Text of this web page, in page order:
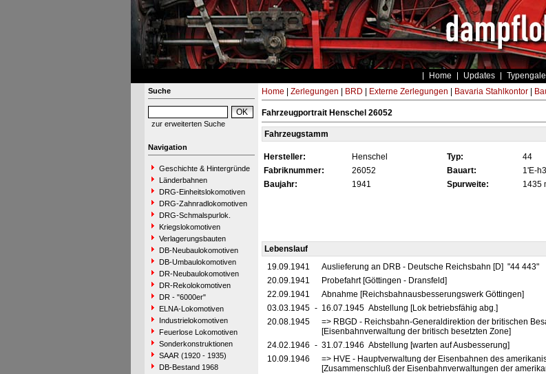
Home Updates
Suche
zur erweiterten Suche
Navigation
Geschichte & Hintergründe
Länderbahnen
DRG-Einheitslokomotiven
DRG-Zahnradlokomotiven
DRG-Schmalspurlok.
Kriegslokomotiven
Verlagerungsbauten
DB-Neubaulokomotiven
DB-Umbaulokomotiven
DR-Neubaulokomotiven
DR-Rekolokomotiven
DR - "6000er"
ELNA-Lokomotiven
Industrielokomotiven
Feuerlose Lokomotiven
Sonderkonstruktionen
SAAR (1920 - 1935)
DB-Bestand 1968
Home Zerlegungen BRD Externe Zerlegungen Bavaria Stahlkontor|
Fahrzeugportrait Henschel 26052
Fahrzeugstamm
Hersteller: Henschel Typ: 44
Fabriknummer:
26052 Bauart: 1'E-h3
Baujahr:
1941 Spurweite:
1435
Lebenslauf
19.09.1941
Auslieferung an DRB - Deutsche Reichsbahn [D] "44 443"
20.09.1941
Probefahrt [Göttingen - Dransfeld]
22.09.1941
Abnahme [Reichsbahnausbesserungswerk Göttingen]
03.03.1945 - 16.07.1945 Abstellung [Lok betriebsfähig abg.]
20.08.1945
=> RBGD - Reichsbahn-Generaldirektion der britischen
[Eisenbahnverwaltung der britisch besetzten Zone]
24.02.1946 - 31.07.1946 Abstellung [warten auf Ausbesserung]
10.09.1946
=> HVE - Hauptverwaltung der Eisenbahnen des
[Zusammenschluß der Eisenbahnverwaltungen der